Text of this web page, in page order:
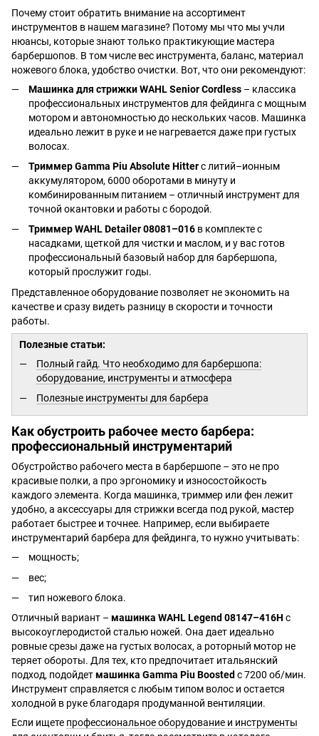
Почему стоит обратить внимание на ассортимент
инструментов в нашем магазине? Потому мы что мы учли
нюансы, которые знают только практикующие мастера
барбершопов. В том числе вес инструмента, баланс, материал
ножевого блока, удобство очистки. Вот, что они рекомендуют:
Машинка для стрижки WAHL Senior Cordless – классика
профессиональных инструментов для фейдинга с мощным
мотором и автономностью до нескольких часов. Машинка
идеально лежит в руке и не нагревается даже при густых
волосах.
Триммер Gamma Piu Absolute Hitterс литий–ионным
аккумулятором, 6000 оборотами в минуту и
комбинированным питанием – отличный инструмент для
точной окантовки и работы с бородой.
Триммер WAHL Detailer 08081–016 в комплекте с
насадками, щеткой для чистки и маслом, и у вас готов
профессиональный базовый набор для барбершопа,
который прослужит годы.
Представленное оборудование позволяет не экономить на
качестве и сразу видеть разницу в скорости и точности
работы.
Полезные статьи:
Полный гайд. Что необходимо для барбершопа:
оборудование, инструменты и атмосфера
Полезные инструменты для барбера
Как обустроить рабочее место барбера:
профессиональный инструментарий
Обустройство рабочего места в барбершопе – это не про
красивые полки, а про эргономику и износостойкость
каждого элемента. Когда машинка, триммер или фен лежит
удобно, а аксессуары для стрижки всегда под рукой, мастер
работает быстрее и точнее. Например, если выбираете
инструментарий барбера для фейдинга, то нужно учитывать:
мощность;
вес;
тип ножевого блока.
Отличный вариант – машинка WAHL Legend 08147–416H с
высокоуглеродистой сталью ножей. Она дает идеально
ровные срезы даже на густых волосах, а роторный мотор не
теряет обороты. Для тех, кто предпочитает итальянский
подход, подойдетмашинка Gamma Piu Boosted с 7200 об/мин.
Инструмент справляется с любым типом волос и остается
холодной в руке благодаря продуманной вентиляции.
Если ищете профессиональное оборудование и инструменты